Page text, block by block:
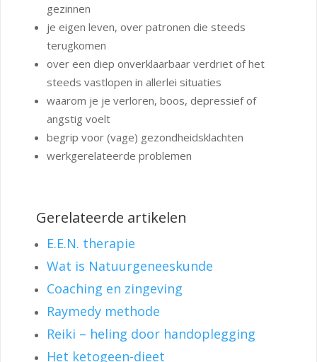
gezinnen
je eigen leven, over patronen die steeds
terugkomen
over een diep onverklaarbaar verdriet of het
steeds vastlopen in allerlei situaties
waarom je je verloren, boos, depressief of
angstig voelt
begrip voor (vage) gezondheidsklachten
werkgerelateerde problemen
Gerelateerde artikelen
E.E.N. therapie
Wat is Natuurgeneeskunde
Coaching en zingeving
Raymedy methode
Reiki – heling door handoplegging
Het ketogeen-dieet